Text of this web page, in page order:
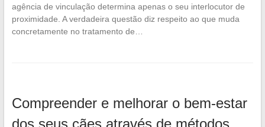
agência de vinculação determina apenas o seu interlocutor de
proximidade. A verdadeira questão diz respeito ao que muda
concretamente no tratamento de…
Compreender e melhorar o bem-estar
dos seus cães através de métodos